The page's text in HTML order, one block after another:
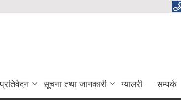
प्रतिवेदन सूचना तथा जानकारी ग्यालरी सम्पर्क